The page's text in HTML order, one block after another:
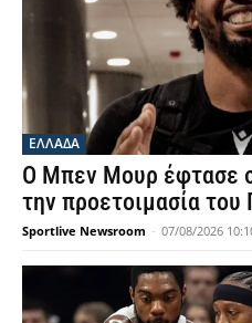
ΕΛΛΑΔΑ
Ο Μπεν Μουρ έφτασε
την προετοιμασία
Sportlive Newsroom - 07/08/2026